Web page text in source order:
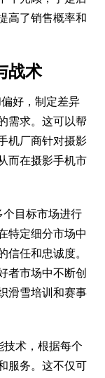
高了销售概率和
战术
好，制定差异
需求。这可以帮
机厂商针对摄影
而在摄影手机市
目标市场进行
特定细分市场中
信任和忠诚度。
者市场中不断创
滑雪培训和赛事
术，根据每个
服务。这不仅可